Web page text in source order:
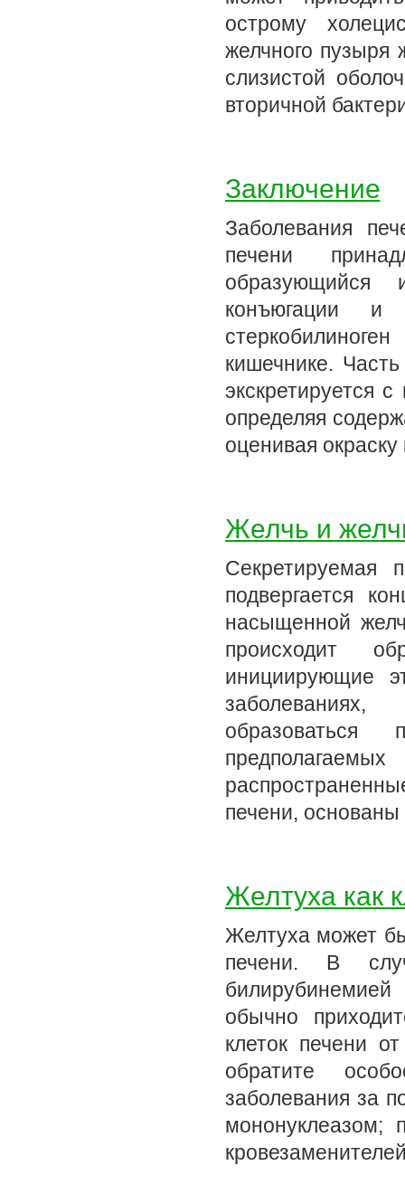
острому
желчного
слизистой
вторичной
Заключение
Заболевания
печени
образующийся
конъюгации
кишечнике.
экскретируется
определяя
оценивая
Желчь и
Секретируемая
подвергается
насыщенной
происходит
инициирующие
печени,
Желтуха как
Желтуха может
печени. В
обычно
клеток печени
обратите
заболевания за
мононуклеазом;